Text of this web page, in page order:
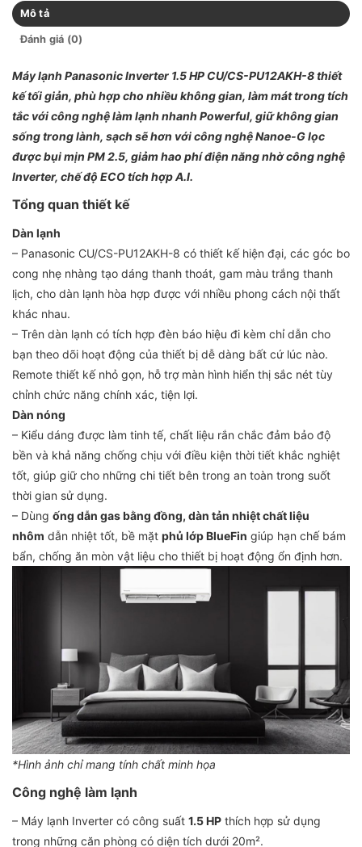
Mô tả
Đánh giá (0)
Máy lạnh Panasonic Inverter 1.5 HP CU/CS-PU12AKH-8 thiết
kế tối giản, phù hợp cho nhiều không gian, làm mát trong tích
tắc với công nghệ làm lạnh nhanh Powerful, giữ không gian
sống trong lành, sạch sẽ hơn với công nghệ Nanoe-G lọc
được bụi mịn PM 2.5, giảm hao phí điện năng nhờ công nghệ
Inverter, chế độ ECO tích hợp A.I.
Tổng quan thiết kế
Dàn lạnh
– Panasonic CU/CS-PU12AKH-8 có thiết kế hiện đại, các góc bo
cong nhẹ nhàng tạo dáng thanh thoát, gam màu trắng thanh
lịch, cho dàn lạnh hòa hợp được với nhiều phong cách nội thất
khác nhau.
– Trên dàn lạnh có tích hợp đèn báo hiệu đi kèm chỉ dẫn cho
bạn theo dõi hoạt động của thiết bị dễ dàng bất cứ lúc nào.
Remote thiết kế nhỏ gọn, hỗ trợ màn hình hiển thị sắc nét tùy
chỉnh chức năng chính xác, tiện lợi.
Dàn nóng
– Kiểu dáng được làm tinh tế, chất liệu rắn chắc đảm bảo độ
bền và khả năng chống chịu với điều kiện thời tiết khắc nghiệt
tốt, giúp giữ cho những chi tiết bên trong an toàn trong suốt
thời gian sử dụng.
– Dùng ống dẫn gas bằng đồng, dàn tản nhiệt chất liệu
nhôm dẫn nhiệt tốt, bề mặt phủ lớp BlueFin giúp hạn chế bám
bẩn, chống ăn mòn vật liệu cho thiết bị hoạt động ổn định hơn.
*Hình ảnh chỉ mang tính chất minh họa
Công nghệ làm lạnh
– Máy lạnh Inverter có công suất 1.5 HP thích hợp sử dụng
trong những căn phòng có diện tích dưới 20m².